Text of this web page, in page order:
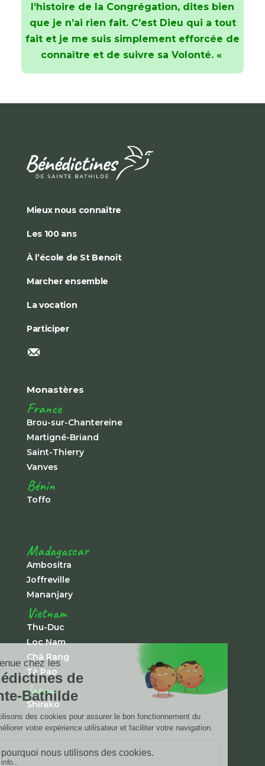
l’histoire de la Congrégation, dites bien
que je n’ai rien fait. C’est Dieu qui a tout
fait et je me suis simplement efforcée de
connaître et de suivre sa Volonté. «
Mieux nous connaître
Les 100 ans
À l’école de St Benoît
Marcher ensemble
La vocation
Participer
Monastères
France
Brou-sur-Chantereine
Martigné-Briand
Saint-Thierry
Vanves
Bénin
Toffo
Madagascar
Ambositra
Joffreville
Mananjary
Vietnam
Thu-Duc
Loc Nam
Chà Rang
Tà Pao
Japon
Shirako